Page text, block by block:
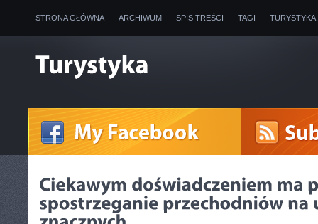
STRONA GŁÓWNA ARCHIWUM SPIS TREŚCI TAGI